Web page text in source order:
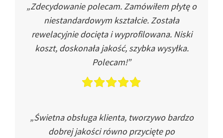
„Zdecydowanie polecam. Zamówiłem płytę o
niestandardowym kształcie. Została
rewelacyjnie docięta i wyprofilowana. Niski
koszt, doskonała jakość, szybka wysyłka.
Polecam!”
„Świetna obsługa klienta, tworzywo bardzo
dobrej jakości równo przycięte po